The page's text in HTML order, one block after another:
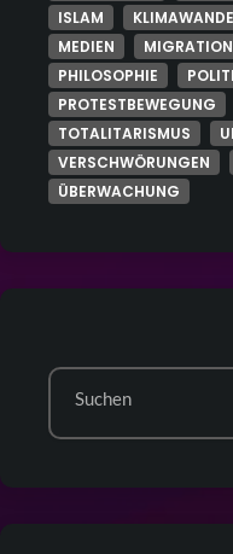
ISLAM
MEDIEN
MIGRATION
PHILOSOPHIE
PROTESTBEWEGUNG
TOTALITARISMUS
VERSCHWÖRUNGEN
ÜBERWACHUNG
Suchen